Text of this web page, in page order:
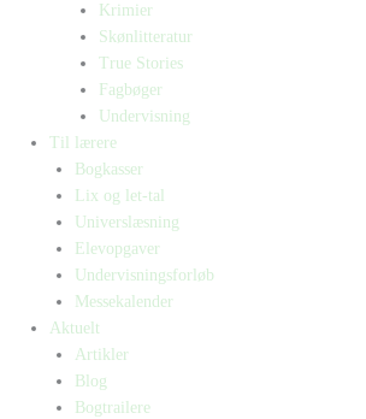
Krimier
Skønlitteratur
True Stories
Fagbøger
Undervisning
Til lærere
Bogkasser
Lix og let-tal
Universlæsning
Elevopgaver
Undervisningsforløb
Messekalender
Aktuelt
Artikler
Blog
Bogtrailere